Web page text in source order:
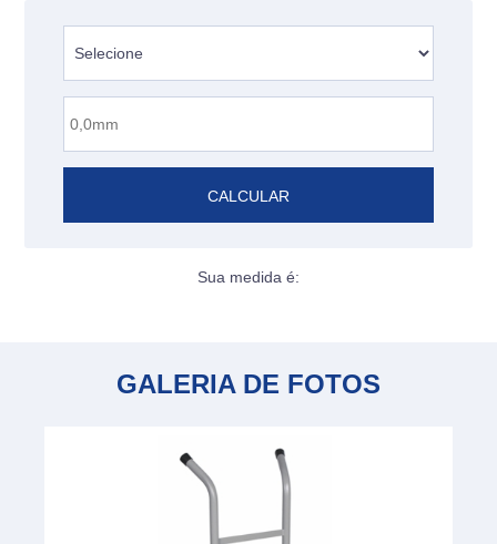
CALCULAR
Sua medida é:
GALERIA DE FOTOS